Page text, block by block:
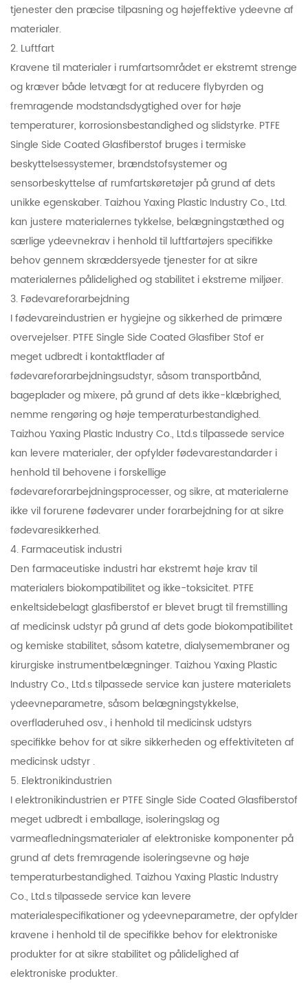
tjenester den præcise tilpasning og højeffektive ydeevne af
materialer.
2. Luftfart
Kravene til materialer i rumfartsområdet er ekstremt strenge
og kræver både letvægt for at reducere flybyrden og
fremragende modstandsdygtighed over for høje
temperaturer, korrosionsbestandighed og slidstyrke. PTFE
Single Side Coated Glasfiberstof bruges i termiske
beskyttelsessystemer, brændstofsystemer og
sensorbeskyttelse af rumfartskøretøjer på grund af dets
unikke egenskaber. Taizhou Yaxing Plastic Industry Co., Ltd.
kan justere materialernes tykkelse, belægningstæthed og
særlige ydeevnekrav i henhold til luftfartøjers specifikke
behov gennem skræddersyede tjenester for at sikre
materialernes pålidelighed og stabilitet i ekstreme miljøer.
3. Fødevareforarbejdning
I fødevareindustrien er hygiejne og sikkerhed de primære
overvejelser. PTFE Single Side Coated Glasfiber Stof er
meget udbredt i kontaktflader af
fødevareforarbejdningsudstyr, såsom transportbånd,
bageplader og mixere, på grund af dets ikke-klæbrighed,
nemme rengøring og høje temperaturbestandighed.
Taizhou Yaxing Plastic Industry Co., Ltd.s tilpassede service
kan levere materialer, der opfylder fødevarestandarder i
henhold til behovene i forskellige
fødevareforarbejdningsprocesser, og sikre, at materialerne
ikke vil forurene fødevarer under forarbejdning for at sikre
fødevaresikkerhed.
4. Farmaceutisk industri
Den farmaceutiske industri har ekstremt høje krav til
materialers biokompatibilitet og ikke-toksicitet. PTFE
enkeltsidebelagt glasfiberstof er blevet brugt til fremstilling
af medicinsk udstyr på grund af dets gode biokompatibilitet
og kemiske stabilitet, såsom katetre, dialysemembraner og
kirurgiske instrumentbelægninger. Taizhou Yaxing Plastic
Industry Co., Ltd.s tilpassede service kan justere materialets
ydeevneparametre, såsom belægningstykkelse,
overfladeruhed osv., i henhold til medicinsk udstyrs
specifikke behov for at sikre sikkerheden og effektiviteten af ​​
medicinsk udstyr .
5. Elektronikindustrien
I elektronikindustrien er PTFE Single Side Coated Glasfiberstof
meget udbredt i emballage, isoleringslag og
varmeafledningsmaterialer af elektroniske komponenter på
grund af dets fremragende isoleringsevne og høje
temperaturbestandighed. Taizhou Yaxing Plastic Industry
Co., Ltd.s tilpassede service kan levere
materialespecifikationer og ydeevneparametre, der opfylder
kravene i henhold til de specifikke behov for elektroniske
produkter for at sikre stabilitet og pålidelighed af
elektroniske produkter.